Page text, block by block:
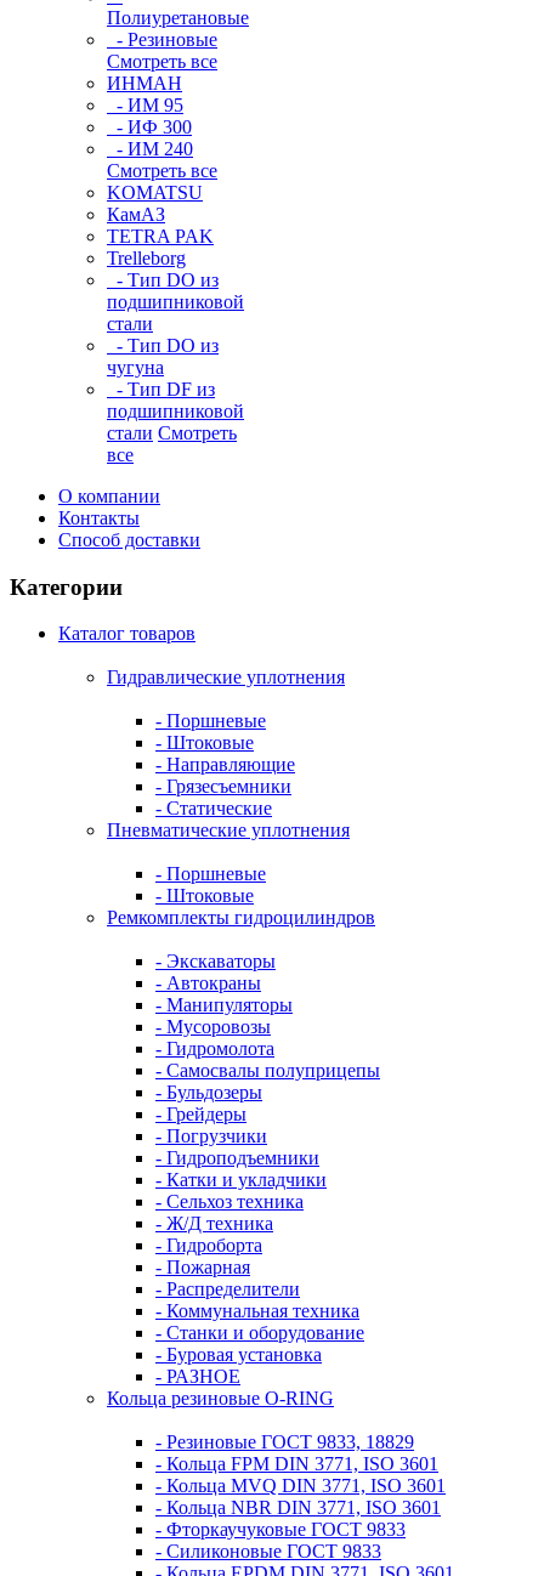
Полиуретановые
- Резиновые
Смотреть все
ИНМАН
- ИМ 95
- ИФ 300
- ИМ 240
Смотреть все
KOMATSU
КамАЗ
TETRA PAK
Trelleborg
- Тип DO из
подшипниковой
стали
- Тип DO из
чугуна
- Тип DF из
подшипниковой
стали Смотреть
все
О компании
Контакты
Способ доставки
Категории
Каталог товаров
Гидравлические уплотнения
- Поршневые
- Штоковые
- Направляющие
- Грязесъемники
- Cтатические
Пневматические уплотнения
- Поршневые
- Штоковые
Ремкомплекты гидроцилиндров
- Экскаваторы
- Автокраны
- Манипуляторы
- Мусоровозы
- Гидромолота
- Самосвалы полуприцепы
- Бульдозеры
- Грейдеры
- Погрузчики
- Гидроподъемники
- Катки и укладчики
- Сельхоз техника
- Ж/Д техника
- Гидроборта
- Пожарная
- Распределители
- Коммунальная техника
- Станки и оборудование
- Буровая установка
- РАЗНОЕ
Кольца резиновые O-RING
- Резиновые ГОСТ 9833, 18829
- Кольца FPM DIN 3771, ISO 3601
- Кольца MVQ DIN 3771, ISO 3601
- Кольца NBR DIN 3771, ISO 3601
- Фторкаучуковые ГОСТ 9833
- Силиконовые ГОСТ 9833